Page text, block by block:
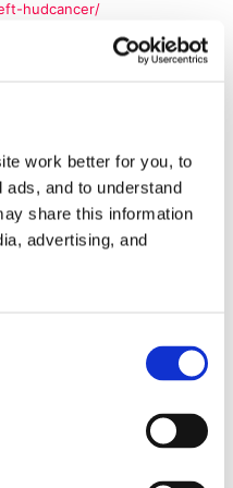
work better for you, to
and to understand
share this information
advertising, and
hudcancer/